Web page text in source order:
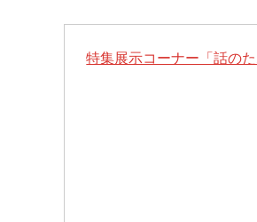
特集展示コーナー「話の